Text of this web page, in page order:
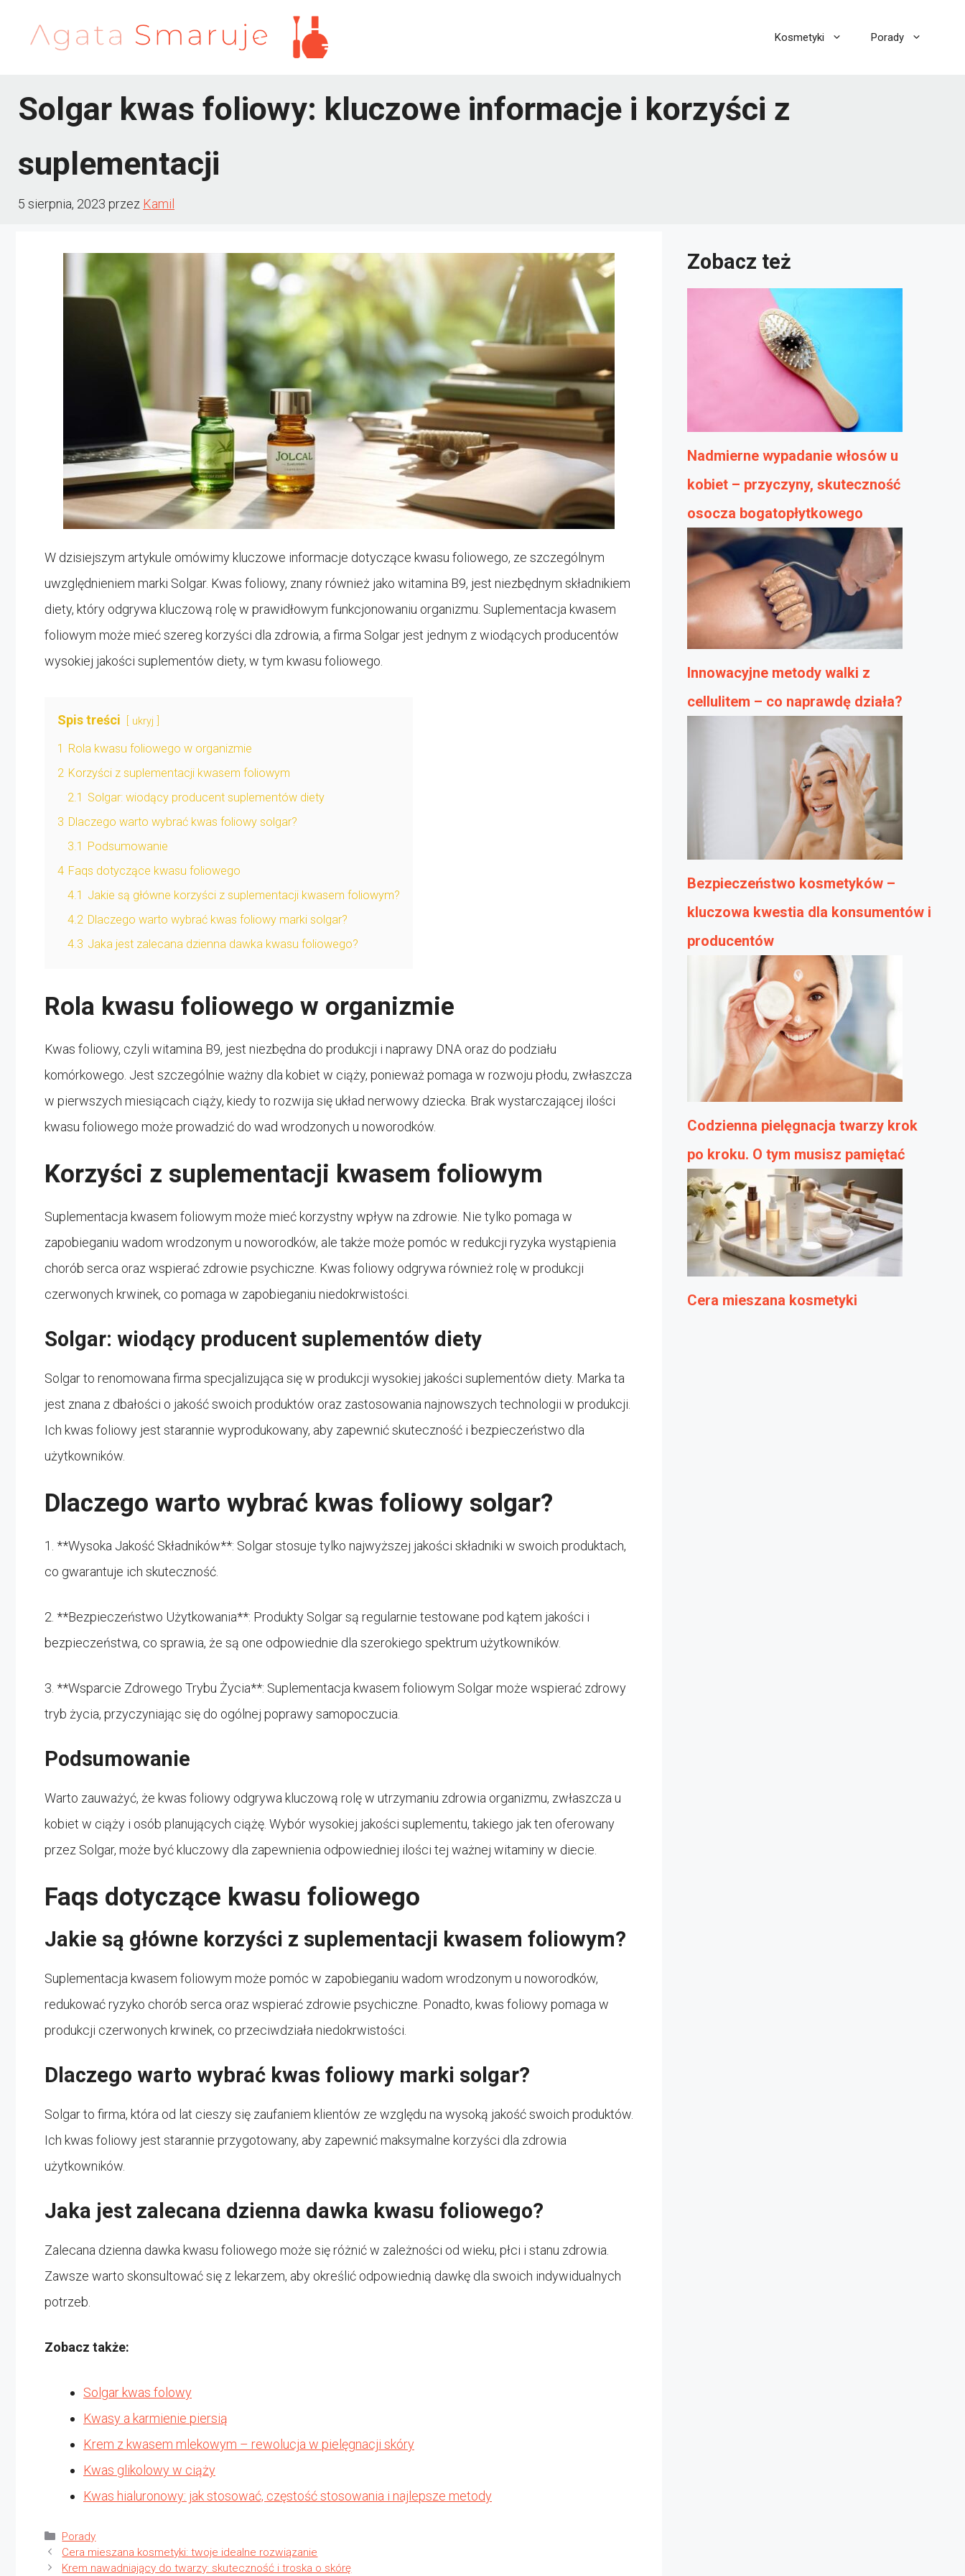
Kosmetyki Porady
Solgar kwas foliowy: kluczowe informacje i korzyści z
suplementacji
5 sierpnia, 2023 przez Kamil
W dzisiejszym artykule omówimy kluczowe informacje dotyczące kwasu foliowego, ze szczególnym
uwzględnieniem marki Solgar. Kwas foliowy, znany również jako witamina B9, jest niezbędnym składnikiem
diety, który odgrywa kluczową rolę w prawidłowym funkcjonowaniu organizmu. Suplementacja kwasem
foliowym może mieć szereg korzyści dla zdrowia, a firma Solgar jest jednym z wiodących producentów
wysokiej jakości suplementów diety, w tym kwasu foliowego.
Spis treści ukryj
1 Rola kwasu foliowego w organizmie
2 Korzyści z suplementacji kwasem foliowym
2.1 Solgar: wiodący producent suplementów diety
3 Dlaczego warto wybrać kwas foliowy solgar?
3.1 Podsumowanie
4 Faqs dotyczące kwasu foliowego
4.1 Jakie są główne korzyści z suplementacji kwasem foliowym?
4.2 Dlaczego warto wybrać kwas foliowy marki solgar?
4.3 Jaka jest zalecana dzienna dawka kwasu foliowego?
Rola kwasu foliowego w organizmie
Kwas foliowy, czyli witamina B9, jest niezbędna do produkcji i naprawy DNA oraz do podziału
komórkowego. Jest szczególnie ważny dla kobiet w ciąży, ponieważ pomaga w rozwoju płodu, zwłaszcza
w pierwszych miesiącach ciąży, kiedy to rozwija się układ nerwowy dziecka. Brak wystarczającej ilości
kwasu foliowego może prowadzić do wad wrodzonych u noworodków.
Korzyści z suplementacji kwasem foliowym
Suplementacja kwasem foliowym może mieć korzystny wpływ na zdrowie. Nie tylko pomaga w
zapobieganiu wadom wrodzonym u noworodków, ale także może pomóc w redukcji ryzyka wystąpienia
chorób serca oraz wspierać zdrowie psychiczne. Kwas foliowy odgrywa również rolę w produkcji
czerwonych krwinek, co pomaga w zapobieganiu niedokrwistości.
Solgar: wiodący producent suplementów diety
Solgar to renomowana firma specjalizująca się w produkcji wysokiej jakości suplementów diety. Marka ta
jest znana z dbałości o jakość swoich produktów oraz zastosowania najnowszych technologii w produkcji.
Ich kwas foliowy jest starannie wyprodukowany, aby zapewnić skuteczność i bezpieczeństwo dla
użytkowników.
Dlaczego warto wybrać kwas foliowy solgar?
1. **Wysoka Jakość Składników**: Solgar stosuje tylko najwyższej jakości składniki w swoich produktach,
co gwarantuje ich skuteczność.
2. **Bezpieczeństwo Użytkowania**: Produkty Solgar są regularnie testowane pod kątem jakości i
bezpieczeństwa, co sprawia, że są one odpowiednie dla szerokiego spektrum użytkowników.
3. **Wsparcie Zdrowego Trybu Życia**: Suplementacja kwasem foliowym Solgar może wspierać zdrowy
tryb życia, przyczyniając się do ogólnej poprawy samopoczucia.
Podsumowanie
Warto zauważyć, że kwas foliowy odgrywa kluczową rolę w utrzymaniu zdrowia organizmu, zwłaszcza u
kobiet w ciąży i osób planujących ciążę. Wybór wysokiej jakości suplementu, takiego jak ten oferowany
przez Solgar, może być kluczowy dla zapewnienia odpowiedniej ilości tej ważnej witaminy w diecie.
Faqs dotyczące kwasu foliowego
Jakie są główne korzyści z suplementacji kwasem foliowym?
Suplementacja kwasem foliowym może pomóc w zapobieganiu wadom wrodzonym u noworodków,
redukować ryzyko chorób serca oraz wspierać zdrowie psychiczne. Ponadto, kwas foliowy pomaga w
produkcji czerwonych krwinek, co przeciwdziała niedokrwistości.
Dlaczego warto wybrać kwas foliowy marki solgar?
Solgar to firma, która od lat cieszy się zaufaniem klientów ze względu na wysoką jakość swoich produktów.
Ich kwas foliowy jest starannie przygotowany, aby zapewnić maksymalne korzyści dla zdrowia
użytkowników.
Jaka jest zalecana dzienna dawka kwasu foliowego?
Zalecana dzienna dawka kwasu foliowego może się różnić w zależności od wieku, płci i stanu zdrowia.
Zawsze warto skonsultować się z lekarzem, aby określić odpowiednią dawkę dla swoich indywidualnych
potrzeb.
Zobacz także:
Solgar kwas folowy
Kwasy a karmienie piersią
Krem z kwasem mlekowym – rewolucja w pielęgnacji skóry
Kwas glikolowy w ciąży
Kwas hialuronowy: jak stosować, częstość stosowania i najlepsze metody
Kategorie
Porady
Cera mieszana kosmetyki: twoje idealne rozwiązanie
Krem nawadniający do twarzy: skuteczność i troska o skórę
Zobacz też
Nadmierne wypadanie włosów u
kobiet – przyczyny, skuteczność
osocza bogatopłytkowego
Innowacyjne metody walki z
cellulitem – co naprawdę działa?
Bezpieczeństwo kosmetyków –
kluczowa kwestia dla konsumentów i
producentów
Codzienna pielęgnacja twarzy krok
po kroku. O tym musisz pamiętać
Cera mieszana kosmetyki